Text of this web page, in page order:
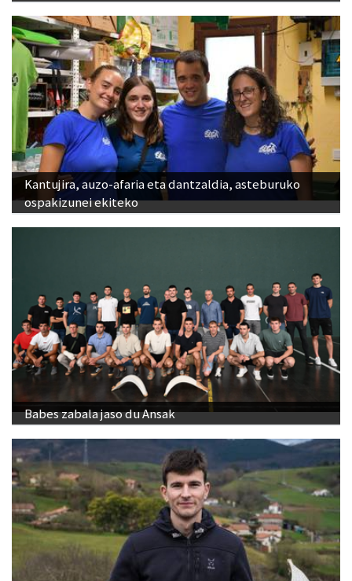
Kantujira, auzo-afaria eta dantzaldia, asteburuko
ospakizunei ekiteko
Babes zabala jaso du Ansak